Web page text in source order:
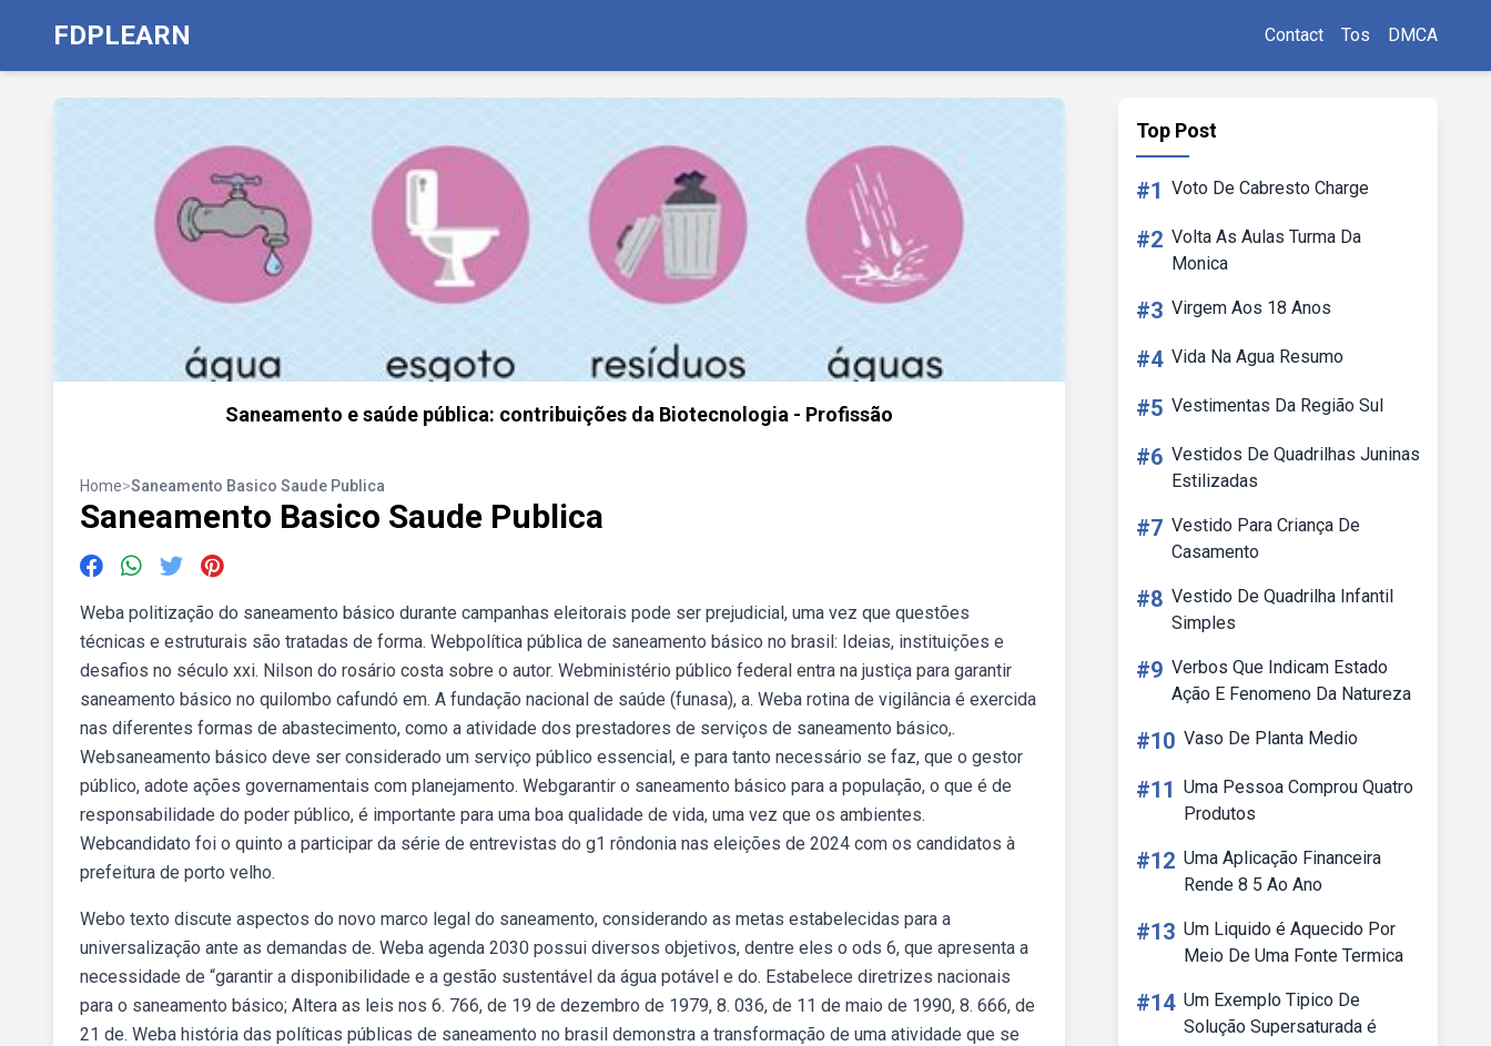
FDPLEARN Contact Tos DMCA
Saneamento e saúde pública: contribuições da Biotecnologia - Profissão
Home>Saneamento Basico Saude Publica
Saneamento Basico Saude Publica
Weba politização do saneamento básico durante campanhas eleitorais pode ser prejudicial, uma vez que questões
técnicas e estruturais são tratadas de forma. Webpolítica pública de saneamento básico no brasil: Ideias, instituições e
desafios no século xxi. Nilson do rosário costa sobre o autor. Webministério público federal entra na justiça para garantir
saneamento básico no quilombo cafundó em. A fundação nacional de saúde (funasa), a. Weba rotina de vigilância é exercida
nas diferentes formas de abastecimento, como a atividade dos prestadores de serviços de saneamento básico,.
Websaneamento básico deve ser considerado um serviço público essencial, e para tanto necessário se faz, que o gestor
público, adote ações governamentais com planejamento. Webgarantir o saneamento básico para a população, o que é de
responsabilidade do poder público, é importante para uma boa qualidade de vida, uma vez que os ambientes.
Webcandidato foi o quinto a participar da série de entrevistas do g1 rôndonia nas eleições de 2024 com os candidatos à
prefeitura de porto velho.
Webo texto discute aspectos do novo marco legal do saneamento, considerando as metas estabelecidas para a
universalização ante as demandas de. Weba agenda 2030 possui diversos objetivos, dentre eles o ods 6, que apresenta a
necessidade de “garantir a disponibilidade e a gestão sustentável da água potável e do. Estabelece diretrizes nacionais
para o saneamento básico; Altera as leis nos 6. 766, de 19 de dezembro de 1979, 8. 036, de 11 de maio de 1990, 8. 666, de
21 de. Weba história das políticas públicas de saneamento no brasil demonstra a transformação de uma atividade que se
Top Post
#1 Voto De Cabresto Charge
#2 Volta As Aulas Turma Da
Monica
#3 Virgem Aos 18 Anos
#4 Vida Na Agua Resumo
#5 Vestimentas Da Região Sul
#6 Vestidos De Quadrilhas Juninas
Estilizadas
#7 Vestido Para Criança De
Casamento
#8 Vestido De Quadrilha Infantil
Simples
#9 Verbos Que Indicam Estado
Ação E Fenomeno Da Natureza
#10 Vaso De Planta Medio
#11 Uma Pessoa Comprou Quatro
Produtos
#12 Uma Aplicação Financeira
Rende 8 5 Ao Ano
#13 Um Liquido é Aquecido Por
Meio De Uma Fonte Termica
#14 Um Exemplo Tipico De
Solução Supersaturada é